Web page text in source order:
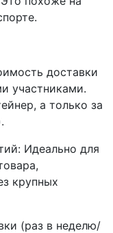
доставки
участниками.
а только за
Идеально для
крупных
(раз в неделю/